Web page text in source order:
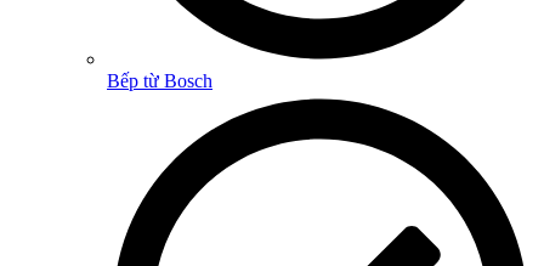
Bếp từ Bosch